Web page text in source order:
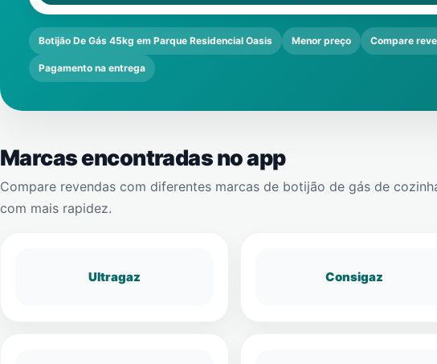
Botijão De Gás 45kg em Parque Residencial Oasis Menor preço Compare
Pagamento na entrega
Marcas encontradas no app
Compare revendas com diferentes marcas de botijão de gás de
com mais rapidez.
Ultragaz Consigaz